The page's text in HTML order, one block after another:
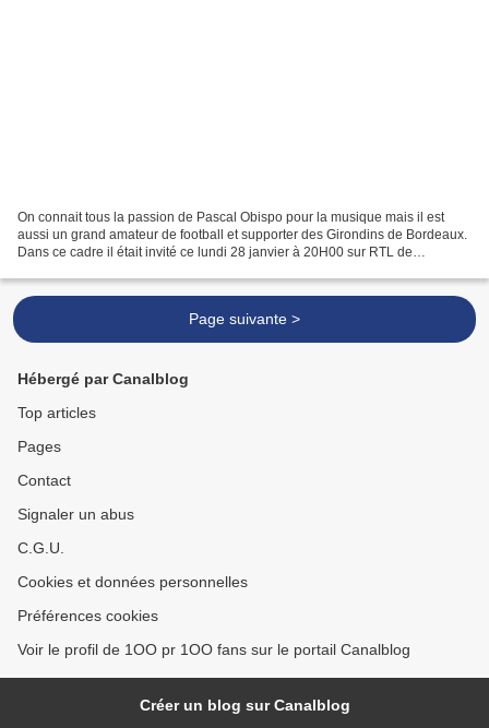
On connait tous la passion de Pascal Obispo pour la musique mais il est
aussi un grand amateur de football et supporter des Girondins de Bordeaux.
Dans ce cadre il était invité ce lundi 28 janvier à 20H00 sur RTL de
Page suivante >
Hébergé par Canalblog
Top articles
Pages
Contact
Signaler un abus
C.G.U.
Cookies et données personnelles
Préférences cookies
Voir le profil de 1OO pr 1OO fans sur le portail Canalblog
Créer un blog sur Canalblog